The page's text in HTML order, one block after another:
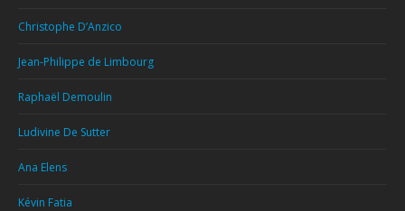
Christophe D’Anzico
Jean-Philippe de Limbourg
Raphaël Demoulin
Ludivine De Sutter
Ana Elens
Kévin Fatia